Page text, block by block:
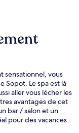
sensationnel, vous
Sopot. Le spa est là
aller vous lécher les
avantages de cet
bar / salon et un
pour des vacances